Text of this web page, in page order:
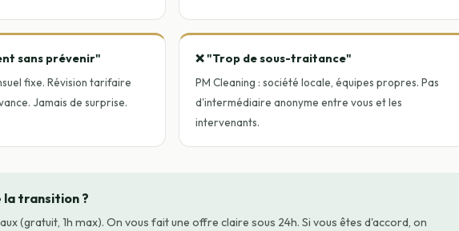
sans prévenir"
fixe. Révision tarifaire
Jamais de surprise.
❌ "Trop de sous-traitance"
PM Cleaning : société locale, équipes propres. Pas
d'intermédiaire anonyme entre vous et les
intervenants.
la transition ?
(gratuit, 1h max). On vous fait une offre claire sous 24h. Si vous êtes d'accord, on